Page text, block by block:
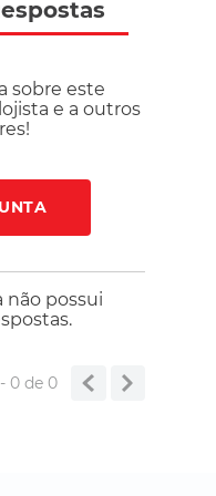
sobre este
e a outros
não possui
- 0de 0